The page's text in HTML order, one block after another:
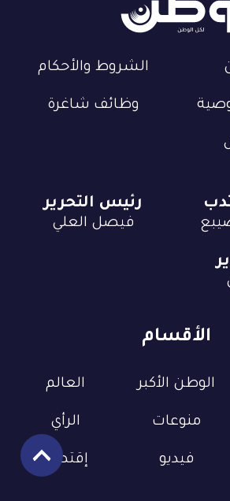
الشروط والأحكام
وظائف شاغرة
الأقسام
الوطن الأكبر العالم
منوعات الرأي
فيديو إقتصاد
رئيس التحرير
فيصل العلي